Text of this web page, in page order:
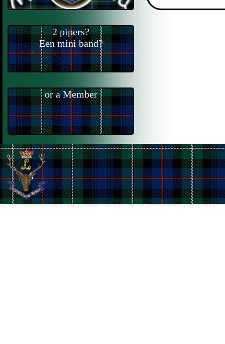
2 pipers?
Een mini band?
or a Member